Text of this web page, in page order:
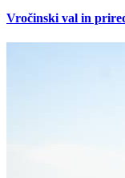
Vročinski val in